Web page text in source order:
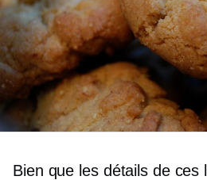
Bien que les détails de ces